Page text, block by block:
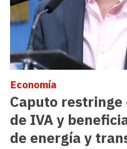
Caputo
de IVA y
de energía y
Economía